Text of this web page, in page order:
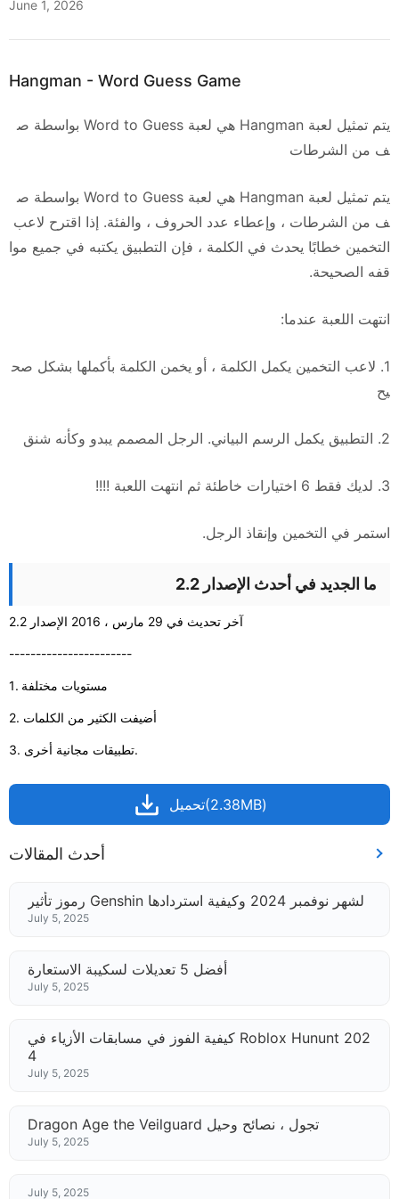
June 1, 2026
Hangman - Word Guess Game
يتم تمثيل لعبة Hangman هي لعبة Word to Guess بواسطة ص
ف من الشرطات
يتم تمثيل لعبة Hangman هي لعبة Word to Guess بواسطة ص
ف من الشرطات ، وإعطاء عدد الحروف ، والفئة. إذا اقترح لاعب
التخمين خطابًا يحدث في الكلمة ، فإن التطبيق يكتبه في جميع موا
قفه الصحيحة.
انتهت اللعبة عندما:
1. لاعب التخمين يكمل الكلمة ، أو يخمن الكلمة بأكملها بشكل صح
يح
2. التطبيق يكمل الرسم البياني. الرجل المصمم يبدو وكأنه شنق
3. لديك فقط 6 اختيارات خاطئة ثم انتهت اللعبة !!!!
استمر في التخمين وإنقاذ الرجل.
ما الجديد في أحدث الإصدار 2.2
آخر تحديث في 29 مارس ، 2016 الإصدار 2.2
-----------------------
1. مستويات مختلفة
2. أضيفت الكثير من الكلمات
3. تطبيقات مجانية أخرى.
تحميل(2.38MB)
أحدث المقالات
رموز تأثير Genshin لشهر نوفمبر 2024 وكيفية استردادها
July 5, 2025
أفضل 5 تعديلات لسكيبة الاستعارة
July 5, 2025
كيفية الفوز في مسابقات الأزياء في Roblox Hununt 202
4
July 5, 2025
Dragon Age the Veilguard تجول ، نصائح وحيل
July 5, 2025
July 5, 2025